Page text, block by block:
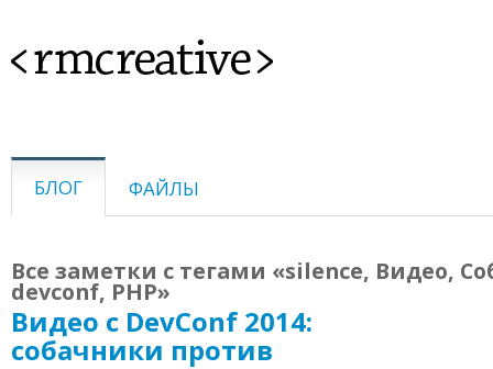
<rmcreative>
БЛОГ ФАЙЛЫ
Все заметки с тегами «silence, Видео,
devconf, PHP»
Видео с DevConf 2014:
собачники против